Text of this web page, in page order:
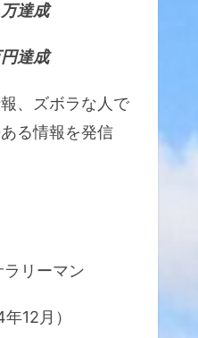
達成
達成
、ズボラな人で
る情報を発信
リーマン
12月）